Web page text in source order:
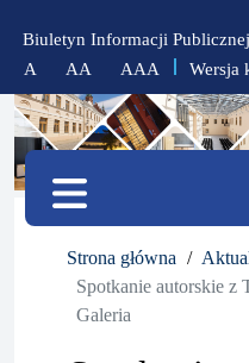
polityce
prywatności
Biuletyn Informacji Publicznej
A
zmniejsz
czcionkę
AA
zresetuj
AAA
zwiększ
czcionkę
Wersja
Menu
Strona główna
Spotkanie autorskie z
Galeria